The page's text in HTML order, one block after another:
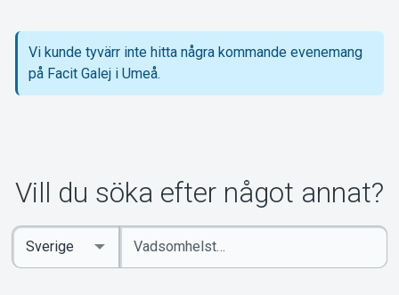
Om Tickster
Vi kunde tyvärr inte hitta några kommande evenemang
på Facit Galej i Umeå.
Vill du söka efter något annat?
Ange
sökord
Select
Country